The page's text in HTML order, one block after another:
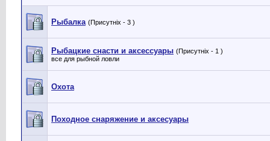
Рыбалка (Присутніх - 3 )
Рыбацкие снасти и аксессуары (Присутніх - 1 )
все для рыбной ловли
Охота
Походное снаряжение и аксесуары